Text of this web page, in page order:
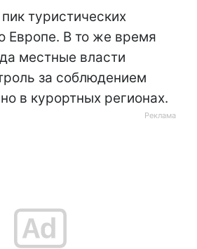
туристических
Европе. В то же время
местные власти
за соблюдением
в курортных регионах.